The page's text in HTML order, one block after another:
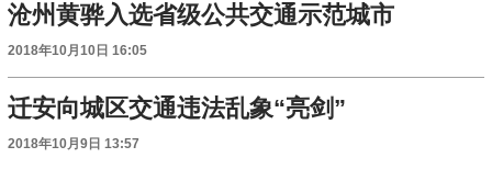
沧州黄骅入选省级公共交通示范城市
2018年10月10日 16:05
迁安向城区交通违法乱象“亮剑”
2018年10月9日 13:57